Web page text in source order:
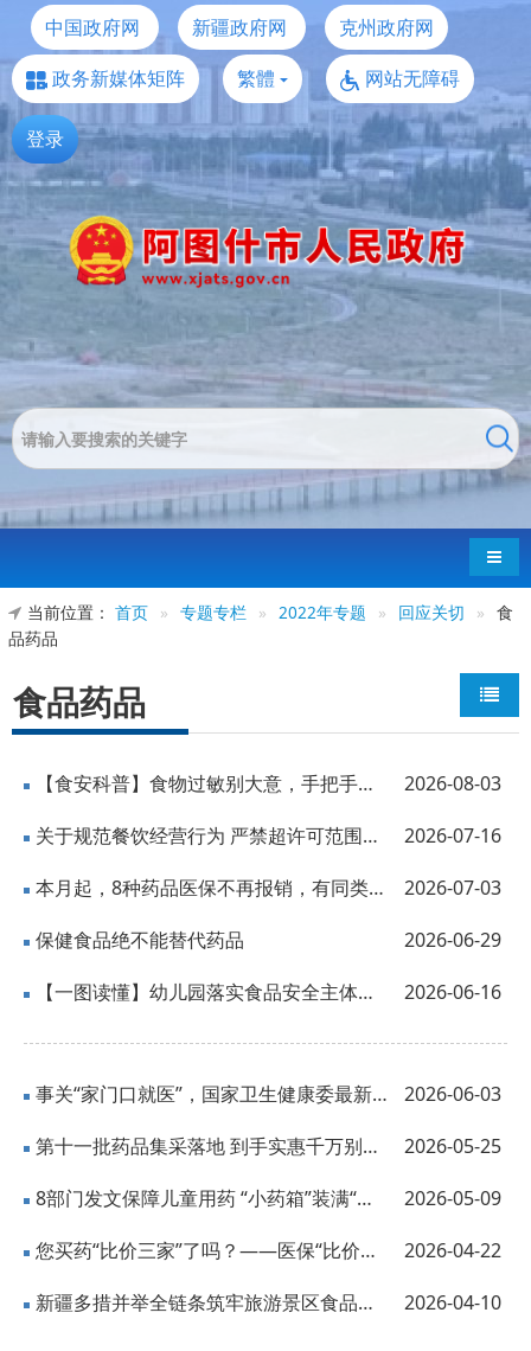
中国政府网 新疆政府网
克州政府网
政务新媒体矩阵
繁體 网站无障碍
登录
导航
当前位置： 首页 » 专题专栏 » 2022年专题 » 回应关切 » 食
品药品
食品药品
2026-08-03
【食安科普】食物过敏别大意，手把手教你读懂预包装食品过敏原信息
2026-07-16
关于规范餐饮经营行为 严禁超许可范围制售凉菜的提醒告诫函
2026-07-03
本月起，8种药品医保不再报销，有同类替代药可用
2026-06-29
保健食品绝不能替代药品
2026-06-16
【一图读懂】幼儿园落实食品安全主体责任监督管理规定
2026-06-03
事关“家门口就医”，国家卫生健康委最新部署
2026-05-25
第十一批药品集采落地 到手实惠千万别错过
2026-05-09
8部门发文保障儿童用药 “小药箱”装满“大关爱”
2026-04-22
您买药“比价三家”了吗？——医保“比价小程序”便民实惠
2026-04-10
新疆多措并举全链条筑牢旅游景区食品安全防线